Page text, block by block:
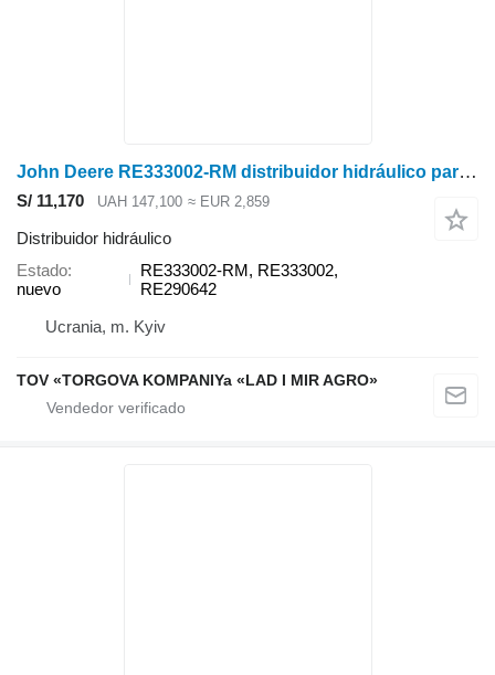
John Deere RE333002-RM distribuidor hidráulico para John Deere 8130 tractor de ruedas
S/ 11,170 UAH 147,100 ≈ EUR 2,859
Distribuidor hidráulico
Estado
nuevo
RE333002-RM, RE333002,
RE290642
Ucrania, m. Kyiv
TOV «TORGOVA KOMPANIYa «LAD I MIR AGRO»